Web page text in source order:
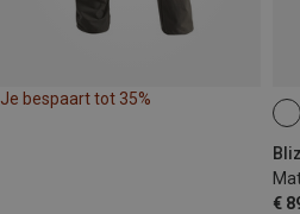
Je bespaart tot 35%
Bliz
€